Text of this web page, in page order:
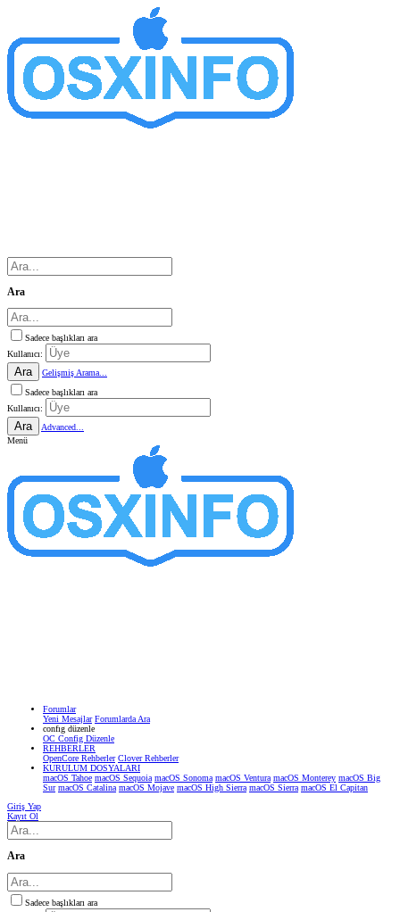
Ara
Sadece başlıkları ara
Kullanıcı:
Ara
Gelişmiş Arama...
Sadece başlıkları ara
Kullanıcı:
Ara
Advanced...
Menü
Forumlar
Yeni Mesajlar Forumlarda Ara
confıg düzenle
OC Config Düzenle
REHBERLER
OpenCore Rehberler Clover Rehberler
KURULUM DOSYALARI
macOS Tahoe macOS Sequoia macOS Sonoma macOS Ventura macOS Monterey macOS Big
Sur macOS Catalina macOS Mojave macOS High Sierra macOS Sierra macOS El Capitan
Giriş Yap
Kayıt Ol
Ara
Sadece başlıkları ara